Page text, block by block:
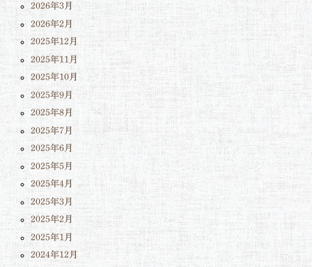
2026年3月
2026年2月
2025年12月
2025年11月
2025年10月
2025年9月
2025年8月
2025年7月
2025年6月
2025年5月
2025年4月
2025年3月
2025年2月
2025年1月
2024年12月